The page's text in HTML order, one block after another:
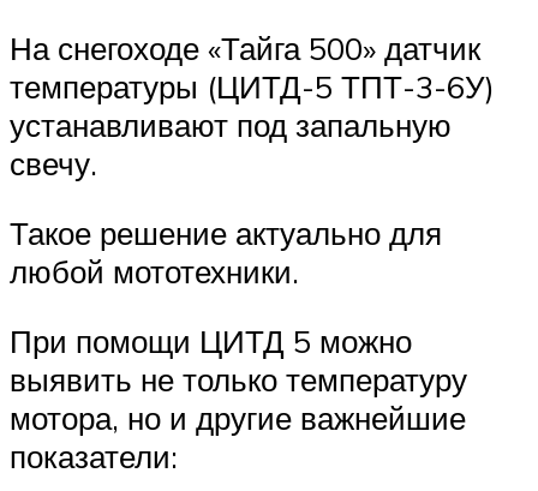
На снегоходе «Тайга 500» датчик
температуры (ЦИТД-5 ТПТ-3-6У)
устанавливают под запальную
свечу.
Такое решение актуально для
любой мототехники.
При помощи ЦИТД 5 можно
выявить не только температуру
мотора, но и другие важнейшие
показатели: